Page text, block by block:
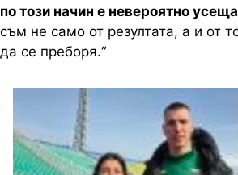
по този начин е невероятно
съм не само от резултата, а и от
да се преборя.“